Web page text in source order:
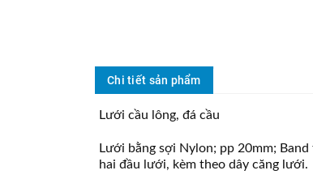
Chi tiết sản phẩm
Lưới cầu lông, đá cầu
Lưới bằng sợi Nylon; pp 20mm;
hai đầu lưới, kèm theo dây căng lưới.